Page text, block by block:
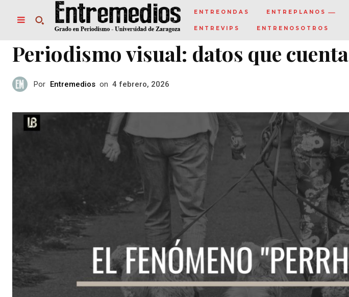
ENTREONDAS ENTREPLANOS
ENTREVIPS ENTRENOSOTROS
Periodismo visual: datos que
Por Entremedios on 4 febrero, 2026